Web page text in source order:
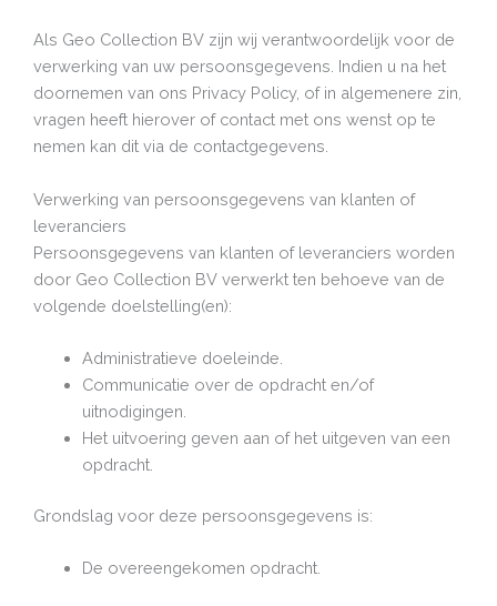
Als Geo Collection BV zijn wij verantwoordelijk voor de
verwerking van uw persoonsgegevens. Indien u na het
doornemen van ons Privacy Policy, of in algemenere zin,
vragen heeft hierover of contact met ons wenst op te
nemen kan dit via de contactgegevens.
Verwerking van persoonsgegevens van klanten of
leveranciers
Persoonsgegevens van klanten of leveranciers worden
door Geo Collection BV verwerkt ten behoeve van de
volgende doelstelling(en):
Administratieve doeleinde.
Communicatie over de opdracht en/of
uitnodigingen.
Het uitvoering geven aan of het uitgeven van een
opdracht.
Grondslag voor deze persoonsgegevens is:
De overeengekomen opdracht.